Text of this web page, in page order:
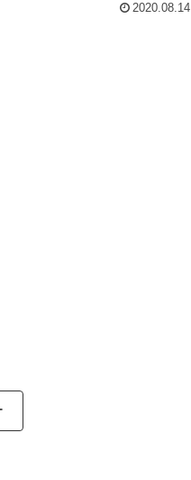
2020.08.14